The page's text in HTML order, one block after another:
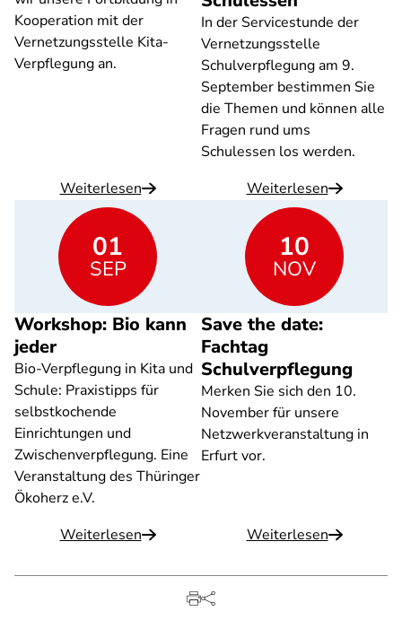
Kooperation mit der
Vernetzungsstelle Kita-
Verpflegung an.
Weiterlesen
In der Servicestunde der
Vernetzungsstelle
Schulverpflegung am 9.
September bestimmen Sie
die Themen und können alle
Fragen rund ums
Schulessen los werden.
Weiterlesen
Workshop: Bio kann
jeder
Bio-Verpflegung in Kita und
Schule: Praxistipps für
selbstkochende
Einrichtungen und
Zwischenverpflegung. Eine
Veranstaltung des Thüringer
Ökoherz e.V.
Weiterlesen
01
SEP
Save the date:
Fachtag
Schulverpflegung
Merken Sie sich den 10.
November für unsere
Netzwerkveranstaltung in
Erfurt vor.
Weiterlesen
10
NOV